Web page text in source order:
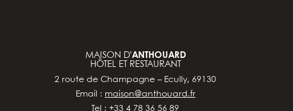
MAISON D’ANTHOUARD
HÔTEL ET RESTAURANT
2 route de Champagne – Ecully, 69130
Email : maison@anthouard.fr
Tel : +33 4 78 36 56 89